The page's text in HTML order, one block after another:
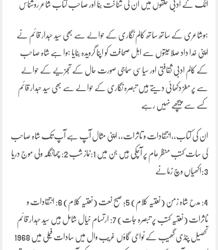
اٹک کے ادبی حلقوں میں ان کی شناخت بنا اور صاحب کتاب شاعر روشناس
ہوشاعری کے ساتھ ساتھ کالم نگاری کے حوالے سے بھی سید حبدار قائم نے
اپنی خدا داد صلاحیتوں سے اہل صحافت کو اپنا گرویدہ بنایا ہوا ہے شاہ صاحب
کے کالم ادبی ثقافتی اور سیاسی سماجی صورت حال کے تجزیے کے حوالے
سے پر مغز دکھائی دیتے ہیں تبصرہ نگاری کے حوالے سے بھی سید حبدار قائم
کسے سے پیچھے نہیں رہے
ان کی کتاب،،انتقادات و تاثرات،، اپنی مثال آپ ہے آپ تک شاہ صاحب
کی سات کتب منظر عام پر آچکی ہیں جن میں 1:نماز شب 2: چھانگلہ ولی موج دریا
3:اکھیاں وچ زمانے
4: مدح شاہ زمن (نعتیہ کلام) 5؛ صبح نعت (نعتیہ کلام) 6: انتقادات و
تاثرات (نعتیہ کتب پر تبصرہ جات) 7: ارتسام خیال شامل ہیں سید حبدار قائم
تحصیل پنڈی گھیب کے نواحی گاؤں غریب وال میں سادات فیملی میں 1968